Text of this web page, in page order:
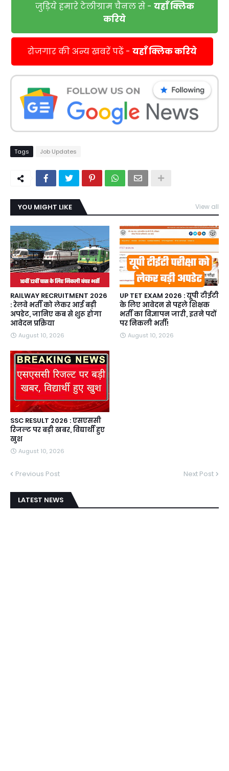
जुड़िये हमारे टेलीग्राम चैनल से - यहाँ क्लिक
करिये
रोजगार की अन्य खबरें पढें - यहाँ क्लिक करिये
Tags Job Updates
YOU MIGHT LIKE View all
RAILWAY RECRUITMENT 2026
: रेलवे भर्ती को लेकर आई बड़ी
अपडेट, जानिए कब से शुरू होगा
आवेदन प्रक्रिया
August 10, 2026
UP TET EXAM 2026 : यूपी टीईटी
के लिए आवेदन से पहले शिक्षक
भर्ती का विज्ञापन जारी, इतने पदों
पर निकली भर्ती!
August 10, 2026
SSC RESULT 2026 : एसएससी
रिजल्ट पर बड़ी खबर, विद्यार्थी हुए
खुश
August 10, 2026
Previous Post Next Post
LATEST NEWS